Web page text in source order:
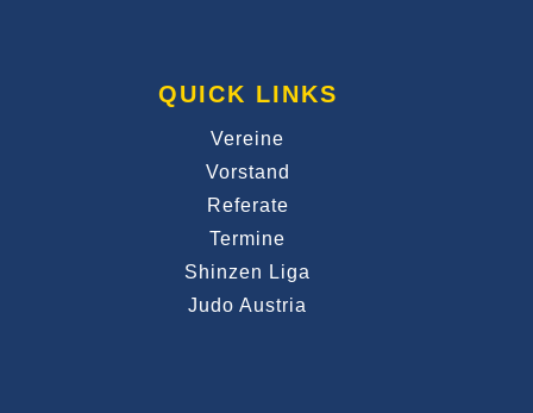
QUICK LINKS
Vereine
Vorstand
Referate
Termine
Shinzen Liga
Judo Austria